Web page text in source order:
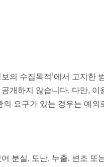
의 수집목적’에서 고지
개하지 않습니다. 다만,
요구가 있는 경우는 예외
분실, 도난, 누출, 변조